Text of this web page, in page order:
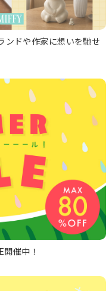
ンドや作家に想いを馳せ
催中！